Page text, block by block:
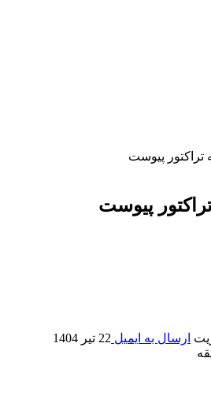
پیوست
پیوست
ارسال به ایمیل 22 تیر 1404